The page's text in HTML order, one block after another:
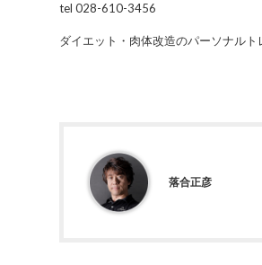
tel 028-610-3456
ダイエット・肉体改造のパーソナルト
落合正彦